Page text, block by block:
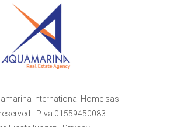
International Home sas
- P.Iva 01559450083